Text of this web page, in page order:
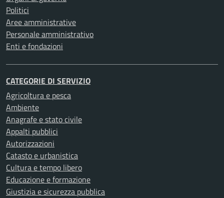
Politici
Aree amministrative
Personale amministrativo
Enti e fondazioni
CATEGORIE DI SERVIZIO
Agricoltura e pesca
Ambiente
Anagrafe e stato civile
Appalti pubblici
Autorizzazioni
Catasto e urbanistica
Cultura e tempo libero
Educazione e formazione
Giustizia e sicurezza pubblica